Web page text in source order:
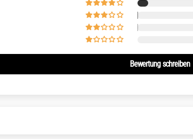
Bewertung schreiben